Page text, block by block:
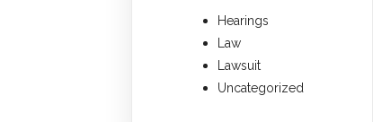
Hearings
Law
Lawsuit
Uncategorized